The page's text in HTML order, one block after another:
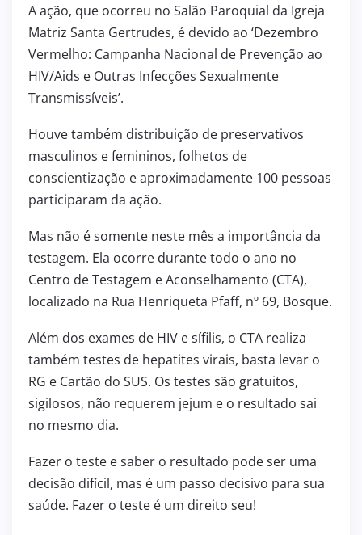
A ação, que ocorreu no Salão Paroquial da Igreja
Matriz Santa Gertrudes, é devido ao ‘Dezembro
Vermelho: Campanha Nacional de Prevenção ao
HIV/Aids e Outras Infecções Sexualmente
Transmissíveis’.
Houve também distribuição de preservativos
masculinos e femininos, folhetos de
conscientização e aproximadamente 100 pessoas
participaram da ação.
Mas não é somente neste mês a importância da
testagem. Ela ocorre durante todo o ano no
Centro de Testagem e Aconselhamento (CTA),
localizado na Rua Henriqueta Pfaff, nº 69, Bosque.
Além dos exames de HIV e sífilis, o CTA realiza
também testes de hepatites virais, basta levar o
RG e Cartão do SUS. Os testes são gratuitos,
sigilosos, não requerem jejum e o resultado sai
no mesmo dia.
Fazer o teste e saber o resultado pode ser uma
decisão difícil, mas é um passo decisivo para sua
saúde. Fazer o teste é um direito seu!